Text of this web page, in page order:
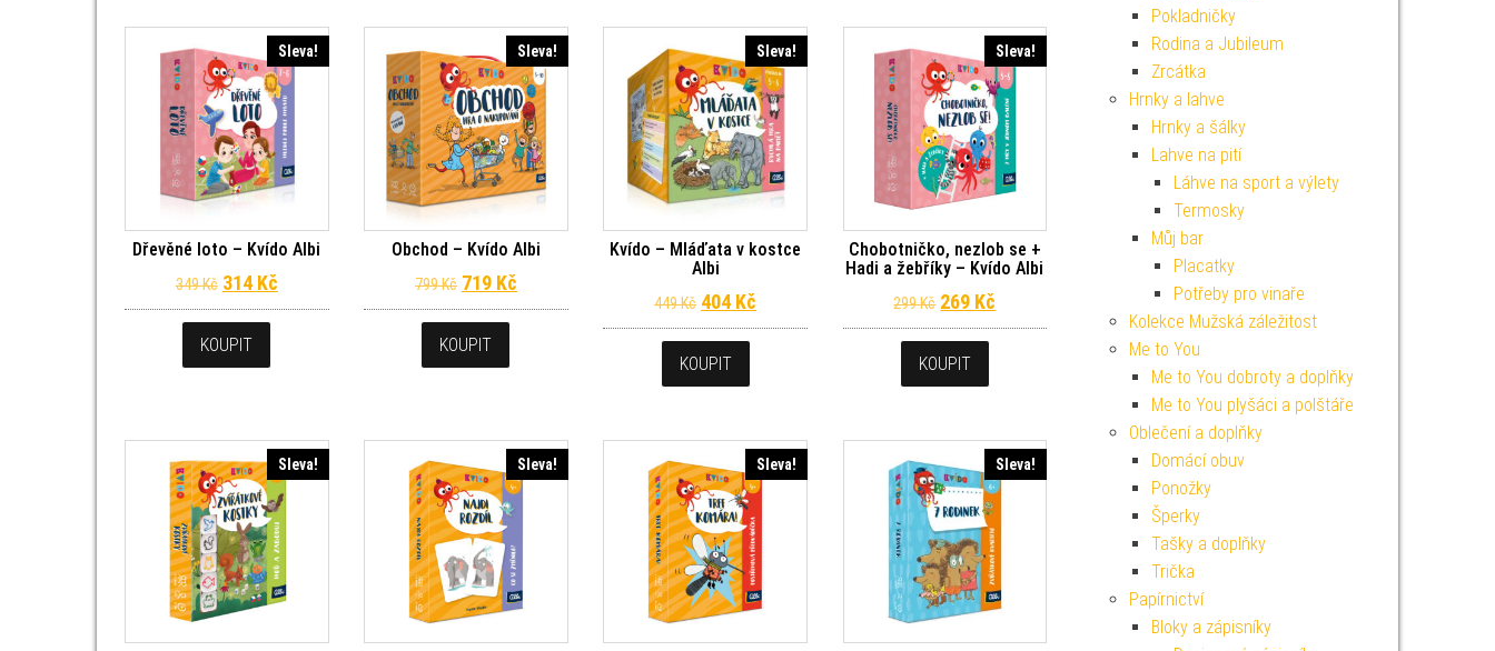
Sleva!
Dřevěné loto – Kvído Albi
349Kč Původní cena byla: 349 Kč.
314 KčAktuální cena je: 314 Kč.
KOUPIT
Sleva!
Obchod – Kvído Albi
799Kč Původní cena byla: 799 Kč.
719 KčAktuální cena je: 719 Kč.
KOUPIT
Sleva!
Kvído – Mláďata v kostce
Albi
449Kč Původní cena byla: 449 Kč.
404 Kč Aktuální cena je: 404 Kč.
KOUPIT
Sleva!
Chobotničko, nezlob se +
Hadi a žebříky – Kvído Albi
299Kč Původní cena byla: 299 Kč.
269 Kč Aktuální cena je: 269 Kč.
KOUPIT
Sleva! Sleva! Sleva! Sleva!
Pokladničky
Rodina a Jubileum
Zrcátka
Hrnky a lahve
Hrnky a šálky
Lahve na pití
Láhve na sport a výlety
Termosky
Můj bar
Placatky
Potřeby pro vinaře
Kolekce Mužská záležitost
Me to You
Me to You dobroty a doplňky
Me to You plyšáci a polštáře
Oblečení a doplňky
Domácí obuv
Ponožky
Šperky
Tašky a doplňky
Trička
Papírnictví
Bloky a zápisníky